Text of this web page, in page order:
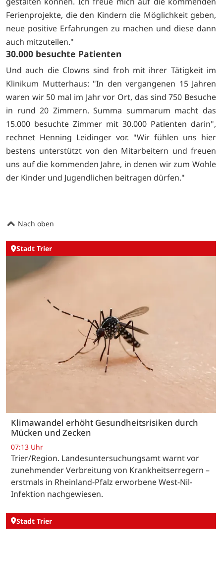
Ferienprojekte, die den Kindern die Möglichkeit geben,
neue positive Erfahrungen zu machen und diese dann
auch mitzuteilen."
30.000 besuchte Patienten
Und auch die Clowns sind froh mit ihrer Tätigkeit im
Klinikum Mutterhaus: "In den vergangenen 15 Jahren
waren wir 50 mal im Jahr vor Ort, das sind 750 Besuche
in rund 20 Zimmern. Summa summarum macht das
15.000 besuchte Zimmer mit 30.000 Patienten darin",
rechnet Henning Leidinger vor. "Wir fühlen uns hier
bestens unterstützt von den Mitarbeitern und freuen
uns auf die kommenden Jahre, in denen wir zum Wohle
der Kinder und Jugendlichen beitragen dürfen."
Nach oben
Stadt Trier
Klimawandel erhöht Gesundheitsrisiken durch
Mücken und Zecken
07:13 Uhr
Trier/Region. Landesuntersuchungsamt warnt vor
zunehmender Verbreitung von Krankheitserregern –
erstmals in Rheinland-Pfalz erworbene West-Nil-
Infektion nachgewiesen.
Stadt Trier